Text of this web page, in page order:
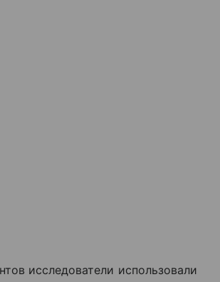
исследователи использовали